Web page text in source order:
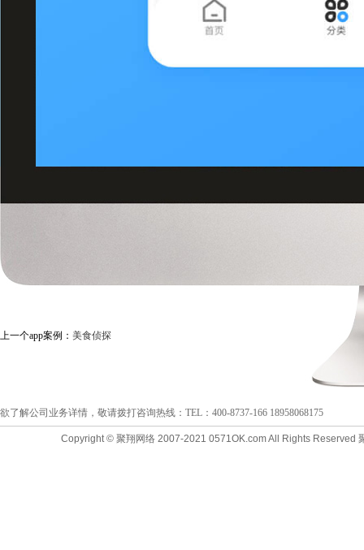
上一个app案例： 美食侦探
欲了解公司业务详情，敬请拨打咨询热线：TEL：400-8737-166 18958068175
Copyright © 聚翔网络 2007-2021 0571OK.com All Rights Reserved